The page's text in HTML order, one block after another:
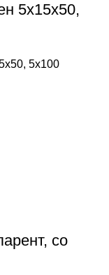
5x15x50,
5x100
со